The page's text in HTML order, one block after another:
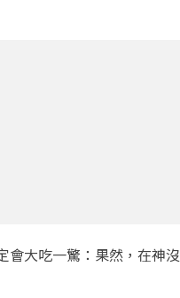
會大吃一驚：果然，在神沒